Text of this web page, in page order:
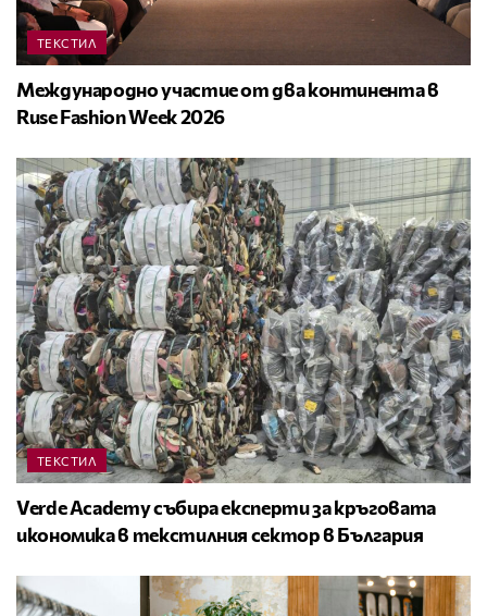
ТЕКСТИЛ
Международно участие от два континента в
Ruse Fashion Week 2026
ТЕКСТИЛ
Verde Academy събира експерти за кръговата
икономика в текстилния сектор в България